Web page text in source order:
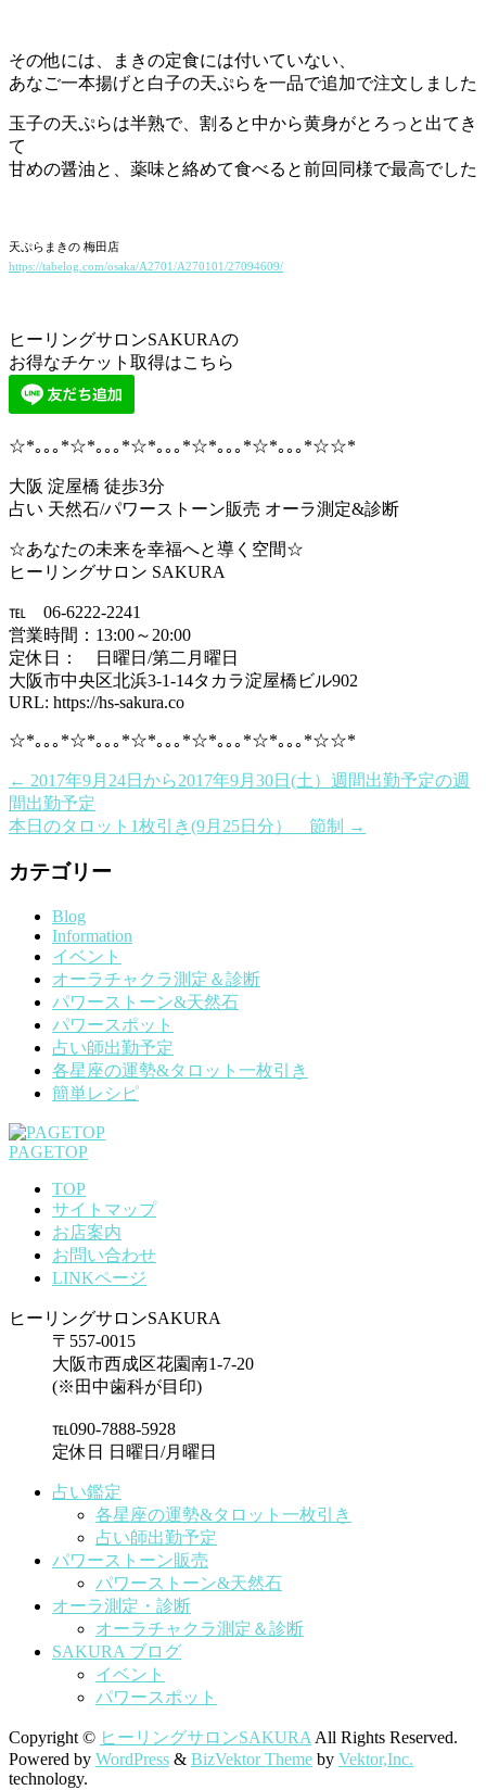
その他には、まきの定食には付いていない、
あなご一本揚げと白子の天ぷらを一品で追加で注文しました
玉子の天ぷらは半熟で、割ると中から黄身がとろっと出てき
て
甘めの醤油と、薬味と絡めて食べると前回同様で最高でした
天ぷらまきの 梅田店
https://tabelog.com/osaka/A2701/A270101/27094609/
ヒーリングサロンSAKURAの
お得なチケット取得はこちら
☆*｡｡｡*☆*｡｡｡*☆*｡｡｡*☆*｡｡｡*☆*｡｡｡*☆☆*
大阪 淀屋橋 徒歩3分
占い 天然石/パワーストーン販売 オーラ測定&診断
☆あなたの未来を幸福へと導く空間☆
ヒーリングサロン SAKURA
℡ 06-6222-2241
営業時間：13:00～20:00
定休日： 日曜日/第二月曜日
大阪市中央区北浜3-1-14タカラ淀屋橋ビル902
URL: https://hs-sakura.co
☆*｡｡｡*☆*｡｡｡*☆*｡｡｡*☆*｡｡｡*☆*｡｡｡*☆☆*
← 2017年9月24日から2017年9月30日(土）週間出勤予定の週
間出勤予定
本日のタロット1枚引き(9月25日分） 節制
→
カテゴリー
Blog
Information
イベント
オーラチャクラ測定＆診断
パワーストーン&天然石
パワースポット
占い師出勤予定
各星座の運勢&タロット一枚引き
簡単レシピ
PAGETOP
TOP
サイトマップ
お店案内
お問い合わせ
LINKページ
ヒーリングサロンSAKURA
〒557-0015
大阪市西成区花園南1-7-20
(※田中歯科が目印)
℡090-7888-5928
定休日 日曜日/月曜日
占い鑑定
各星座の運勢&タロット一枚引き
占い師出勤予定
パワーストーン販売
パワーストーン&天然石
オーラ測定・診断
オーラチャクラ測定＆診断
SAKURA ブログ
イベント
パワースポット
Copyright © ヒーリングサロンSAKURA All Rights Reserved.
Powered by WordPress & BizVektor Theme by Vektor,Inc.
technology.